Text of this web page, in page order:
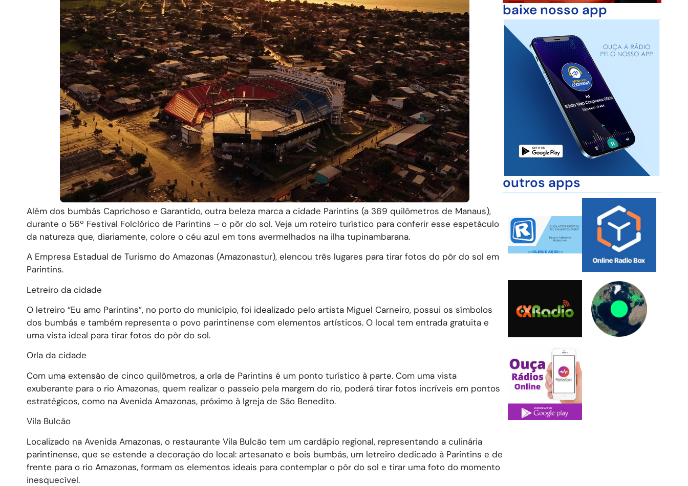
Além dos bumbás Caprichoso e Garantido, outra beleza marca a cidade Parintins (a 369 quilômetros de Manaus),
durante o 56º Festival Folclórico de Parintins – o pôr do sol. Veja um roteiro turístico para conferir esse espetáculo
da natureza que, diariamente, colore o céu azul em tons avermelhados na ilha tupinambarana.
A Empresa Estadual de Turismo do Amazonas (Amazonastur), elencou três lugares para tirar fotos do pôr do sol em
Parintins.
Letreiro da cidade
O letreiro “Eu amo Parintins”, no porto do município, foi idealizado pelo artista Miguel Carneiro, possui os símbolos
dos bumbás e também representa o povo parintinense com elementos artísticos. O local tem entrada gratuita e
uma vista ideal para tirar fotos do pôr do sol.
Orla da cidade
Com uma extensão de cinco quilômetros, a orla de Parintins é um ponto turístico à parte. Com uma vista
exuberante para o rio Amazonas, quem realizar o passeio pela margem do rio, poderá tirar fotos incríveis em pontos
estratégicos, como na Avenida Amazonas, próximo à Igreja de São Benedito.
Vila Bulcão
Localizado na Avenida Amazonas, o restaurante Vila Bulcão tem um cardápio regional, representando a culinária
parintinense, que se estende a decoração do local: artesanato e bois bumbás, um letreiro dedicado à Parintins e de
frente para o rio Amazonas, formam os elementos ideais para contemplar o pôr do sol e tirar uma foto do momento
inesquecível.
baixe nosso app
outros apps